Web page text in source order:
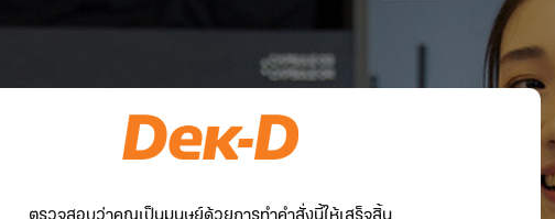
ตรวจสอบว่าคุณเป็นมนุษย์ด้วยการทำคำสั่งนี้ให้เสร็จสิ้น